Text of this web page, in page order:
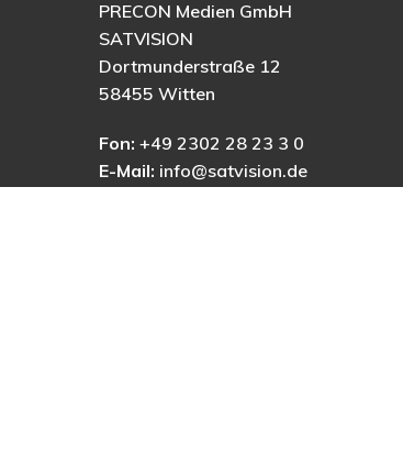
PRECON Medien GmbH
SATVISION
Dortmunderstraße 12
58455 Witten
Fon: +49 2302 28 23 3 0
E-Mail: info@satvision.de